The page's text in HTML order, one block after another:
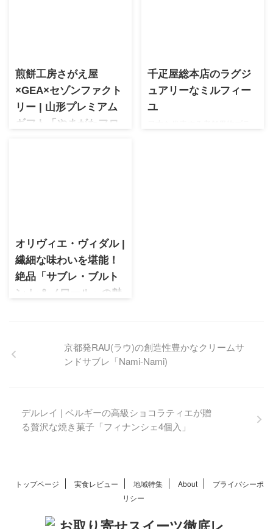
煎餅工房さがえ屋
×GEA×セゾンファクト
リー | 山形プレミアム
ギフト「やまがたフロ
ジ。すべてが完璧すぎる極上
のギフト
千疋屋総本店のラグジ
ュアリーなミルフィー
ユ
オリヴィエ・ヴィダル |
繊細な味わいを堪能！
絶品「サブレ・ブルト
ン レ＆ノワール」の魅
レ＆ノワール」は、サブレと
チョコレートの絶妙なバラン
ューします。
京都発RAU(ラウ)の創造性豊かなクリームサ
ンドサブレ「Nami-Nami)
デルレイ | ベルギーの高級ショコラティエが贈
る贅沢な焼き菓子「フィナンシェ4個入」
トップページ 実食レビュー 地域特集 About
プライバシーポ
リシー